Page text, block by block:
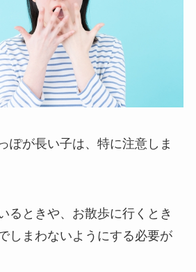
ぽが長い子は、特に注意しま
るときや、お散歩に行くとき
しまわないようにする必要が